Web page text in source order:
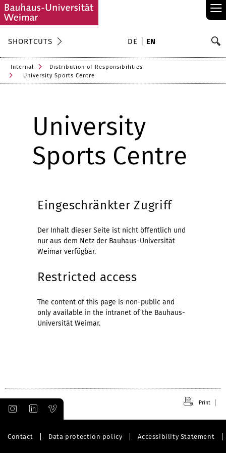
≡
SHORTCUTS DE EN
Internal
Distribution of Responsibilities
University Sports Centre
University
Sports Centre
Eingeschränkter Zugriff
Der Inhalt dieser Seite ist nicht öffentlich und
nur aus dem Netz der Bauhaus-Universität
Weimar verfügbar.
Restricted access
The content of this page is non-public and
only available in the intranet of the Bauhaus-
Universität Weimar.
Print
Contact Data protection policy Accessibility Statement